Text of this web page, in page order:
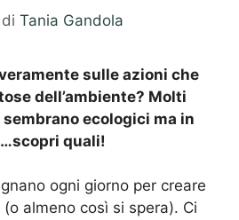
di Tania Gandola
sulle azioni che
dell’ambiente? Molti
ecologici ma in
quali!
ogni giorno per creare
almeno così si spera). Ci